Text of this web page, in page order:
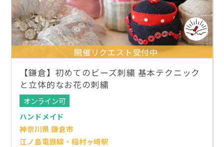
開催リクエスト受付中
【鎌倉】初めてのビーズ刺繍 基本テクニック
と立体的なお花の刺繍
オンライン可
ハンドメイド
神奈川県 鎌倉市
江ノ島電鉄線・稲村ヶ崎駅